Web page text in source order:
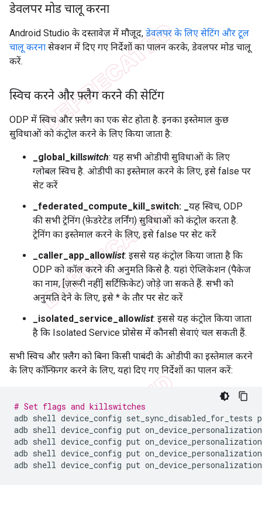
डेवलपर मोड चालू करना
Android Studio के दस्तावेज़ में मौजूद, डेवलपर के लिए सेटिंग और टूल
चालू करना सेक्शन में दिए गए निर्देशों का पालन करके, डेवलपर मोड चालू
करें.
स्विच करने और फ़्लैग करने की सेटिंग
ODP में स्विच और फ़्लैग का एक सेट होता है. इनका इस्तेमाल कुछ
सुविधाओं को कंट्रोल करने के लिए किया जाता है:
_global_kill switch: यह सभी ओडीपी सुविधाओं के लिए
ग्लोबल स्विच है. ओडीपी का इस्तेमाल करने के लिए, इसे false पर
सेट करें
_federated_compute_kill_switch: _ यह स्विच, ODP
की सभी ट्रेनिंग (फ़ेडरेटेड लर्निंग) सुविधाओं को कंट्रोल करता है.
ट्रेनिंग का इस्तेमाल करने के लिए, इसे false पर सेट करें
_caller_app_allowlist: इससे यह कंट्रोल किया जाता है कि
ODP को कॉल करने की अनुमति किसे है. यहां ऐप्लिकेशन (पैकेज
का नाम, [ज़रूरी नहीं] सर्टिफ़िकेट) जोड़े जा सकते हैं. सभी को
अनुमति देने के लिए, इसे * के तौर पर सेट करें
_isolated_service_allowlist: इससे यह कंट्रोल किया जाता
है कि Isolated Service प्रोसेस में कौनसी सेवाएं चल सकती हैं.
सभी स्विच और फ़्लैग को बिना किसी पाबंदी के ओडीपी का इस्तेमाल करने
के लिए कॉन्फ़िगर करने के लिए, यहां दिए गए निर्देशों का पालन करें:
# Set flags and killswitches
adb shell device_config set_sync_disabled_for_tests
adb shell device_config put on_device_personalization
adb shell device_config put on_device_personalization
adb shell device_config put on_device_personalization
adb shell device_config put on_device_personalization